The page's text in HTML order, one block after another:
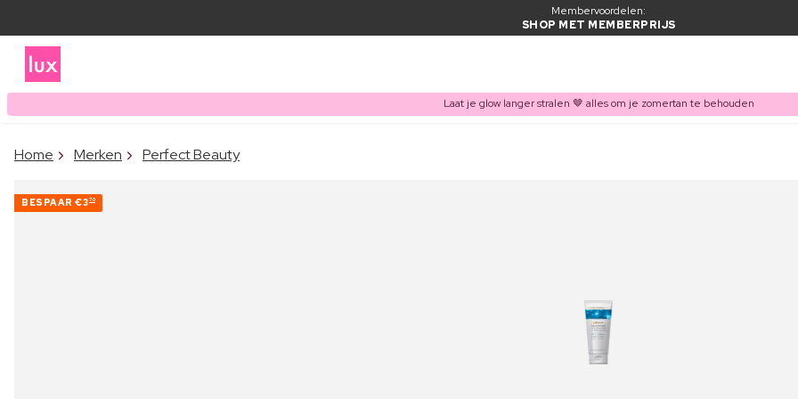
Membervoordelen:
SHOP MET MEMBERPRIJS
Laat je glow langer stralen 🤎 alles om je zomertan te behouden
Home Merken Perfect Beauty
BESPAAR €370